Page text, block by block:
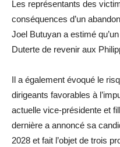
Les représentants des
conséquences d’un
Joel Butuyan a estimé
Duterte de revenir aux
Il a également évoqué le
dirigeants favorables à
actuelle vice-présidente et
dernière a annoncé sa
2028 et fait l’objet de trois